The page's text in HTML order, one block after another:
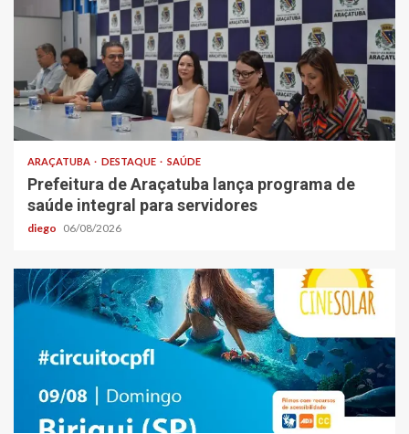
ARAÇATUBA DESTAQUE SAÚDE
Prefeitura de Araçatuba lança programa de
saúde integral para servidores
diego 06/08/2026